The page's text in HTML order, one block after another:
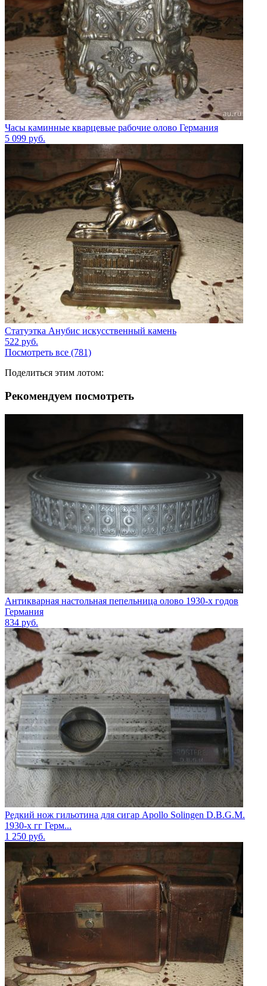
Часы каминные кварцевые рабочие олово Германия
5 099 руб.
Статуэтка Анубис искусственный камень
522 руб.
Посмотреть все (781)
Поделиться этим лотом:
Рекомендуем посмотреть
Антикварная настольная пепельница олово 1930-х годов
Германия
834 руб.
Редкий нож гильотина для сигар Apollo Solingen D.B.G.M.
1930-х гг Герм...
1 250 руб.